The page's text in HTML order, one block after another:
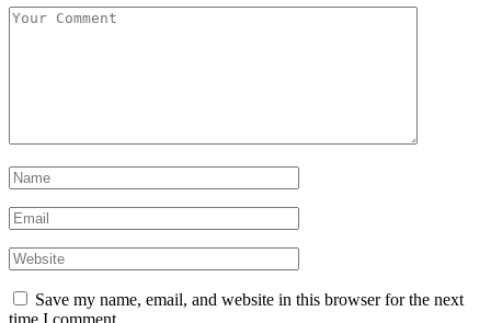
Save my name, email, and website in this browser for the next